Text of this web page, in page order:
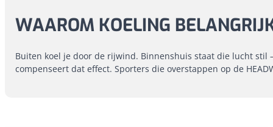
WAAROM KOELING
Buiten koel je door de rijwind. Binnenshuis staat die lucht
compenseert dat effect. Sporters die overstappen op de